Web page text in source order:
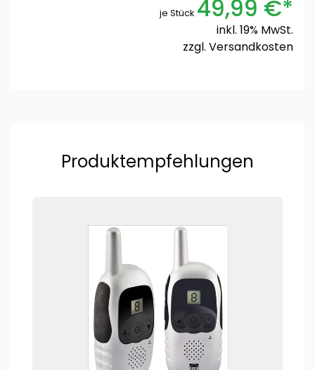
je Stück 49,99 €*
inkl. 19% MwSt.
zzgl. Versandkosten
Produktempfehlungen